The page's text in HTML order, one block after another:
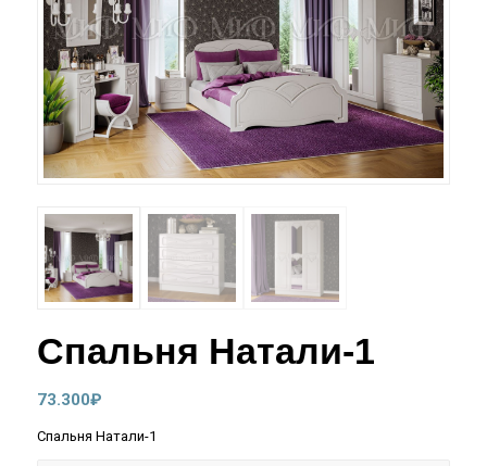
Спальня Натали-1
73.300₽
Спальня Натали-1